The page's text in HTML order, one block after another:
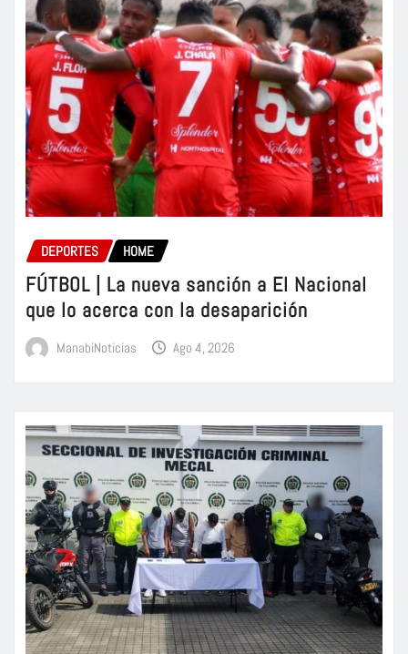
DEPORTES HOME
FÚTBOL | La nueva sanción a El Nacional
que lo acerca con la desaparición
ManabiNoticias Ago 4, 2026